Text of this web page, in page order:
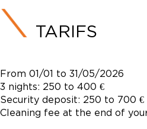
TARIFS
From 01/01 to 31/05/2026
3 nights: 250 to 400 €
Security deposit: 250 to 700 €
Cleaning fee at the end of